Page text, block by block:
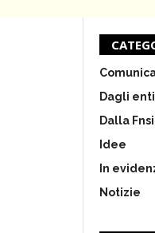
Dagli enti
Dalla Fnsi
Idee
In
Notizie